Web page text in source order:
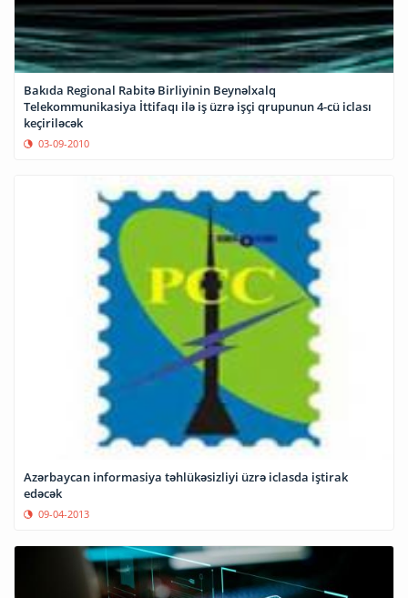
Bakıda Regional Rabitə Birliyinin Beynəlxalq
Telekommunikasiya İttifaqı ilə iş üzrə işçi qrupunun 4-cü iclası
keçiriləcək
03-09-2010
Azərbaycan informasiya təhlükəsizliyi üzrə iclasda iştirak
edəcək
09-04-2013